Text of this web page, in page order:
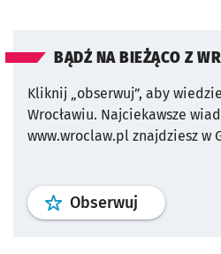
BĄDŹ NA BIEŻĄCO Z
Kliknij „obserwuj”, aby
Wrocławiu. Najciekawsze
www.wroclaw.pl znajdziesz w
Obserwuj profil